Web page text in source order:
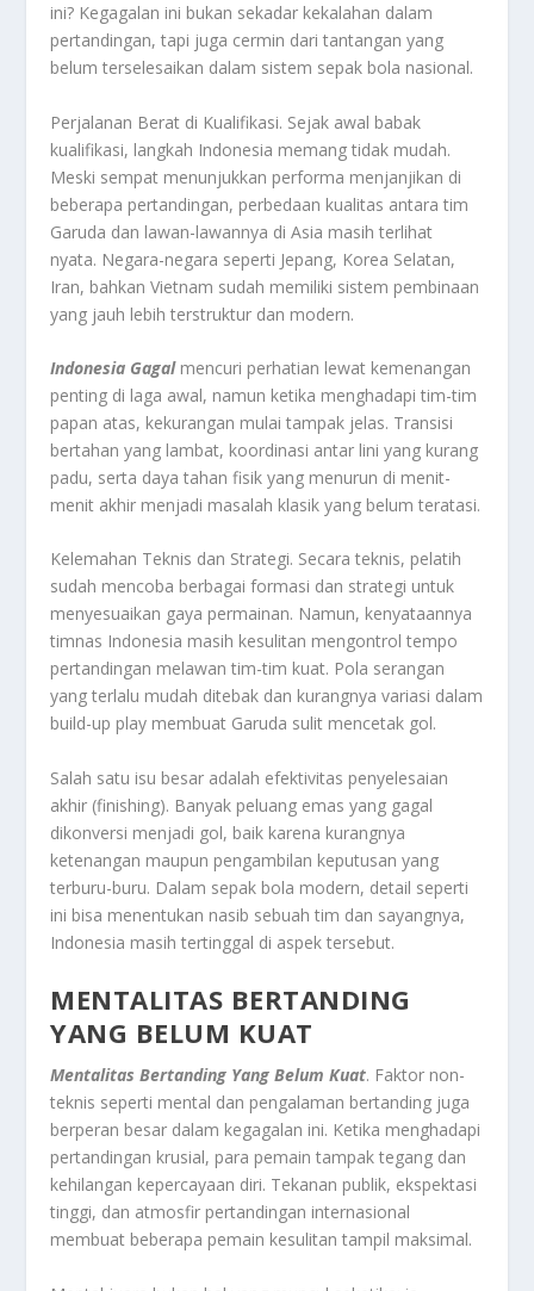
ini? Kegagalan ini bukan sekadar kekalahan dalam
pertandingan, tapi juga cermin dari tantangan yang
belum terselesaikan dalam sistem sepak bola nasional.
Perjalanan Berat di Kualifikasi. Sejak awal babak
kualifikasi, langkah Indonesia memang tidak mudah.
Meski sempat menunjukkan performa menjanjikan di
beberapa pertandingan, perbedaan kualitas antara tim
Garuda dan lawan-lawannya di Asia masih terlihat
nyata. Negara-negara seperti Jepang, Korea Selatan,
Iran, bahkan Vietnam sudah memiliki sistem pembinaan
yang jauh lebih terstruktur dan modern.
Indonesia Gagalmencuri perhatian lewat kemenangan
penting di laga awal, namun ketika menghadapi tim-tim
papan atas, kekurangan mulai tampak jelas. Transisi
bertahan yang lambat, koordinasi antar lini yang kurang
padu, serta daya tahan fisik yang menurun di menit-
menit akhir menjadi masalah klasik yang belum teratasi.
Kelemahan Teknis dan Strategi. Secara teknis, pelatih
sudah mencoba berbagai formasi dan strategi untuk
menyesuaikan gaya permainan. Namun, kenyataannya
timnas Indonesia masih kesulitan mengontrol tempo
pertandingan melawan tim-tim kuat. Pola serangan
yang terlalu mudah ditebak dan kurangnya variasi dalam
build-up play membuat Garuda sulit mencetak gol.
Salah satu isu besar adalah efektivitas penyelesaian
akhir (finishing). Banyak peluang emas yang gagal
dikonversi menjadi gol, baik karena kurangnya
ketenangan maupun pengambilan keputusan yang
terburu-buru. Dalam sepak bola modern, detail seperti
ini bisa menentukan nasib sebuah tim dan sayangnya,
Indonesia masih tertinggal di aspek tersebut.
MENTALITAS BERTANDING
YANG BELUM KUAT
Mentalitas Bertanding Yang Belum Kuat. Faktor non-
teknis seperti mental dan pengalaman bertanding juga
berperan besar dalam kegagalan ini. Ketika menghadapi
pertandingan krusial, para pemain tampak tegang dan
kehilangan kepercayaan diri. Tekanan publik, ekspektasi
tinggi, dan atmosfir pertandingan internasional
membuat beberapa pemain kesulitan tampil maksimal.